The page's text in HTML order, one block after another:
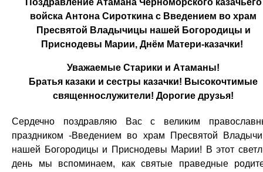
Поздравление Атамана Черноморского казачьего
войска Антона Сироткина с Введением во храм
Пресвятой Владычицы нашей Богородицы и
Приснодевы Марии, Днём Матери-казачки!
Уважаемые Старики и Атаманы!
Братья казаки и сестры казачки! Высокочтимые
священнослужители! Дорогие друзья!
Сердечно поздравляю Вас с великим
праздником -Введением во храм Пресвятой
нашей Богородицы и Приснодевы Марии! В этот
день мы вспоминаем, как святые праведные